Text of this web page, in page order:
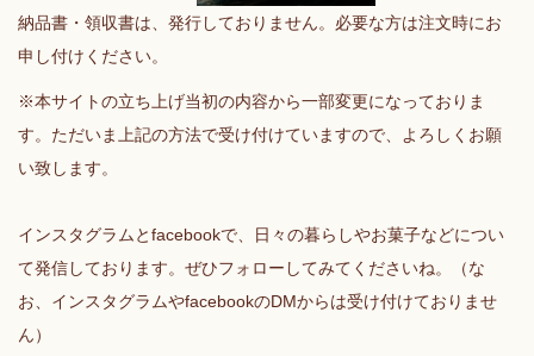
納品書・領収書は、発行しておりません。必要な方は注文時にお
申し付けください。
※本サイトの立ち上げ当初の内容から一部変更になっておりま
す。ただいま上記の方法で受け付けていますので、よろしくお願
い致します。
インスタグラムとfacebookで、日々の暮らしやお菓子などについ
て発信しております。ぜひフォローしてみてくださいね。（な
お、インスタグラムやfacebookのDMからは受け付けておりませ
ん）